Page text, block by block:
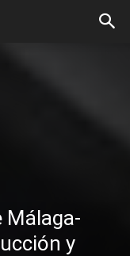
Málaga-
y